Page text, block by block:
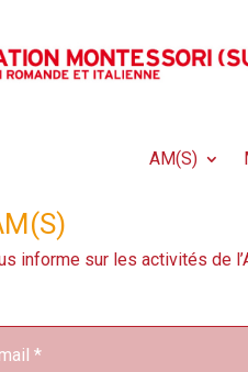
AM(S)
informe sur les activités de